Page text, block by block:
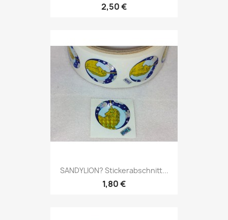
2,50 €
SANDYLION? Stickerabschnitt...
1,80 €